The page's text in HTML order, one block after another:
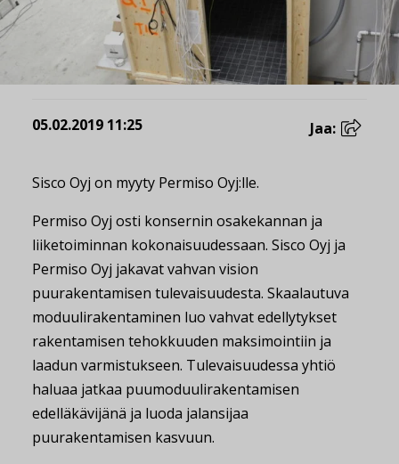
05.02.2019 11:25 Jaa:
Sisco Oyj on myyty Permiso Oyj:lle.
Permiso Oyj osti konsernin osakekannan ja
liiketoiminnan kokonaisuudessaan. Sisco Oyj ja
Permiso Oyj jakavat vahvan vision
puurakentamisen tulevaisuudesta. Skaalautuva
moduulirakentaminen luo vahvat edellytykset
rakentamisen tehokkuuden maksimointiin ja
laadun varmistukseen. Tulevaisuudessa yhtiö
haluaa jatkaa puumoduulirakentamisen
edelläkävijänä ja luoda jalansijaa
puurakentamisen kasvuun.